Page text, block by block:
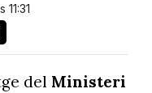
del Ministeri